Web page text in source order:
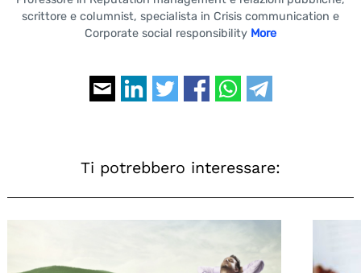
scrittore e columnist, specialista in Crisis communication e
Corporate social responsibility More
Ti potrebbero interessare: